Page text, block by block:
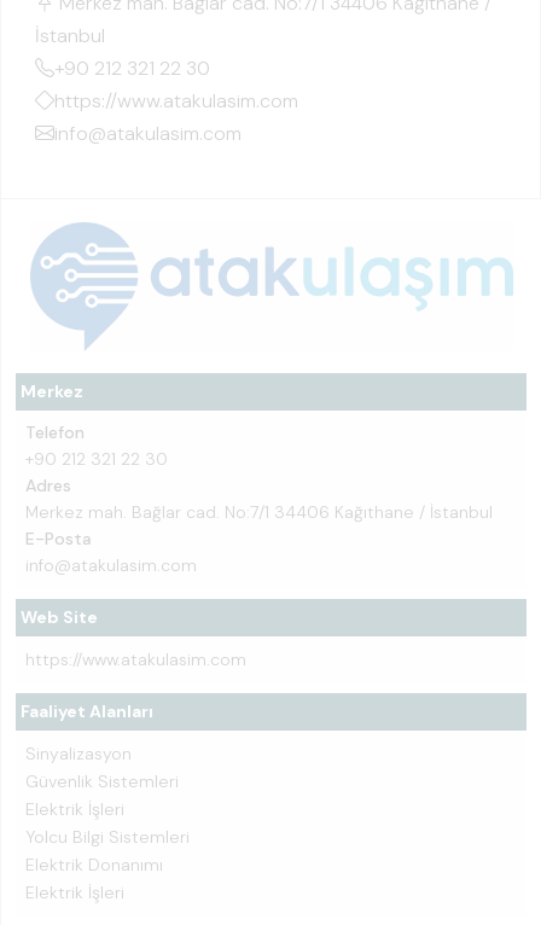
Merkez
Telefon
+90 212 321 22 30
Adres
Merkez mah. Bağlar cad. No:7/1 34406 Kağıthane / İstanbul
E-Posta
info@atakulasim.com
Web Site
https://www.atakulasim.com
Faaliyet Alanları
Sinyalizasyon
Güvenlik Sistemleri
Elektrik İşleri
Yolcu Bilgi Sistemleri
Elektrik Donanımı
Elektrik İşleri
İstanbul
+90 212 321 22 30
https://www.atakulasim.com
info@atakulasim.com